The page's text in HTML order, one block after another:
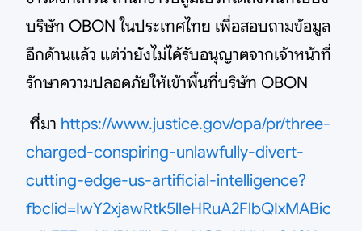
บริษัท OBON ในประเทศไทย เพื่อสอบถามข้อมูล
อีกด้านแล้ว แต่ว่ายังไม่ได้รับอนุญาตจากเจ้าหน้าที่
รักษาความปลอดภัยให้เข้าพื้นที่บริษัท OBON
ที่มา https://www.justice.gov/opa/pr/three-
charged-conspiring-unlawfully-divert-
cutting-edge-us-artificial-intelligence?
fbclid=IwY2xjawRtk5lleHRuA2FlbQIxMABic